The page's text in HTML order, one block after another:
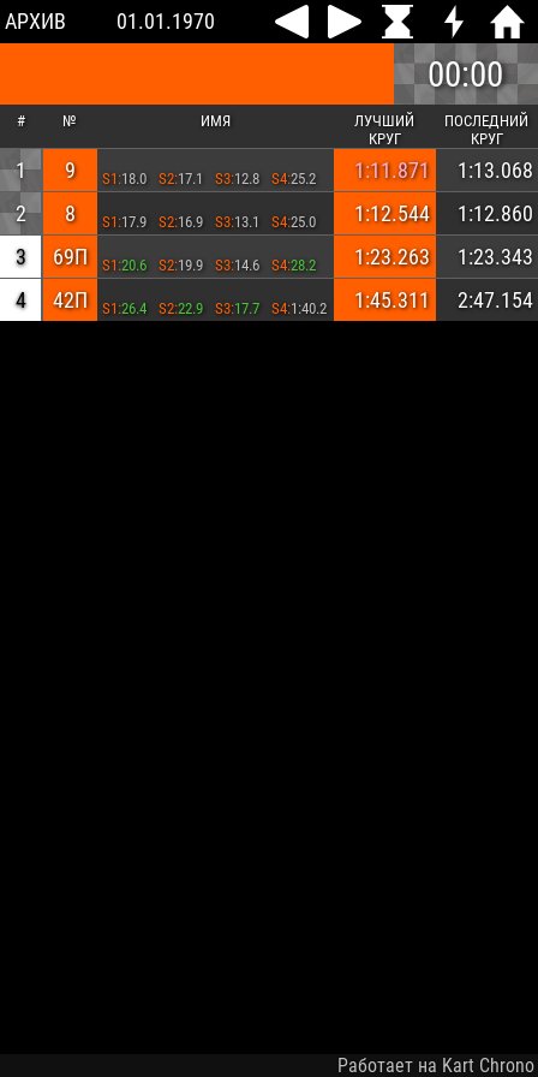
АРХИВ 01.01.1970
00:00
# № ИМЯ
ЛУЧШИЙ
КРУГ
ПОСЛЕДНИЙ
КРУГ
1 9 S1:18.0 S2:17.1 S3:12.8 S4:25.2 1:11.871
1:13.068
2
8 S1:17.9 S2:16.9 S3:13.1 S4:25.0 1:12.544
1:12.860
3
69П S1:20.6 S2:19.9 S3:14.6 S4:28.2 1:23.263
1:23.343
4
42П S1:26.4 S2:22.9 S3:17.7 S4:1:40.2 1:45.311 2:47.154
Работает на Kart Chrono